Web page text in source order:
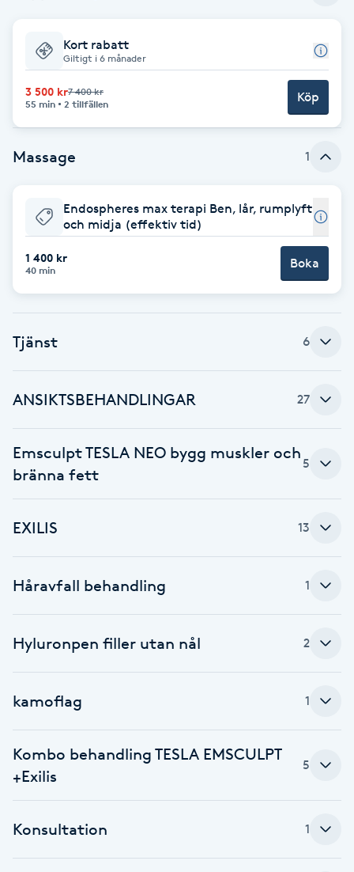
Balayage
Barber
Barnklippning
Blowout
Bottenfärg
Brynfärgning
Brynplockning
Celluliter
Cryoterapi
Damklippning
Diamantslipning
Kort rabatt
Giltigt i 6 månader
3 500 kr7 400 kr
55 min
2 tillfällen Köp
Massage 1
Endospheres max terapi Ben, lår, rumplyft
och midja (effektiv tid)
1 400 kr
40 min Boka
Tjänst 6
ANSIKTSBEHANDLINGAR 27
Emsculpt TESLA NEO bygg muskler och
bränna fett
5
EXILIS 13
Håravfall behandling 1
Hyluronpen filler utan nål 2
kamoflag 1
Kombo behandling TESLA EMSCULPT
+Exilis
5
Konsultation 1